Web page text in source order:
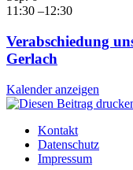
11:30 –12:30
Verabschiedung
Gerlach
Kalender anzeigen
Kontakt
Datenschutz
Impressum